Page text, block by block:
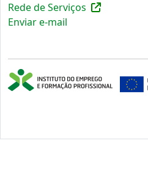
Rede de Serviços
Enviar e-mail